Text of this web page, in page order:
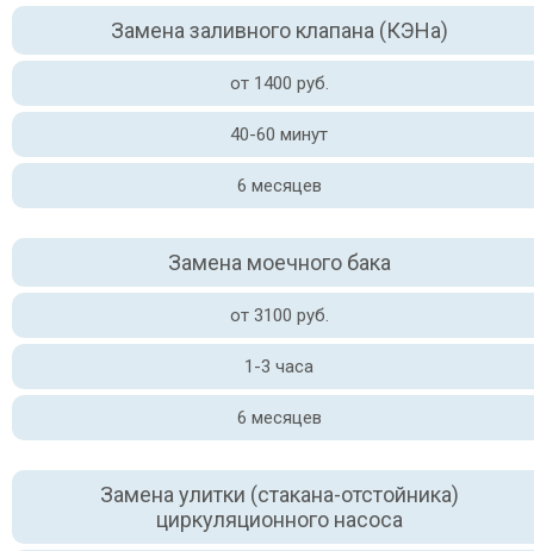
Замена заливного клапана (КЭНа)
от 1400 руб.
40-60 минут
6 месяцев
Замена моечного бака
от 3100 руб.
1-3 часа
6 месяцев
Замена улитки (стакана-отстойника)
циркуляционного насоса